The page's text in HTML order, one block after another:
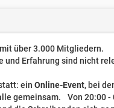
über 3.000 Mitgliedern.
und Erfahrung sind nicht
ein Online-Event, bei
gemeinsam. Von 20:00